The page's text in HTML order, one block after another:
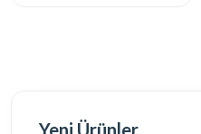
Yeni Ürünler